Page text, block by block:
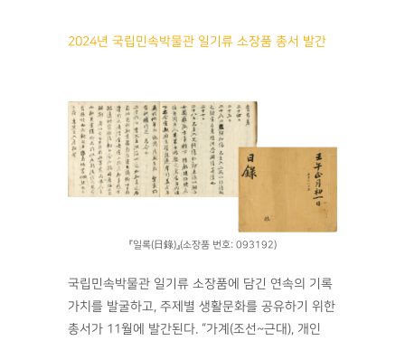
2024년 국립민속박물관 일기류 소장품 총서 발간
『일록(日錄)』(소장품 번호: 093192)
국립민속박물관 일기류 소장품에 담긴 연속의 기록
가치를 발굴하고, 주제별 생활문화를 공유하기 위한
총서가 11월에 발간된다. “가계(조선~근대), 개인